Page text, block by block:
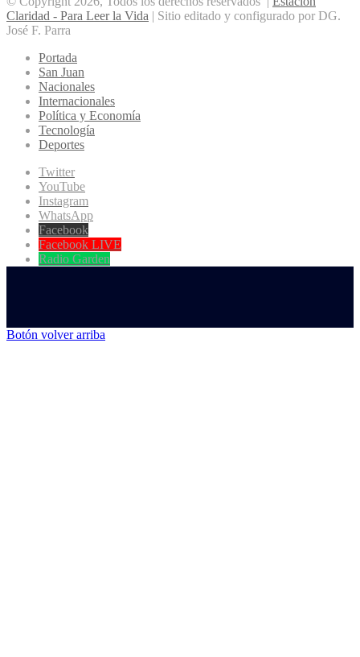
Claridad - Para Leer la Vida | Sitio editado y configurado por DG.
José F. Parra
Portada
San Juan
Nacionales
Internacionales
Política y Economía
Tecnología
Deportes
Twitter
YouTube
Instagram
WhatsApp
Facebook
Facebook LIVE
Radio Garden
Botón volver arriba